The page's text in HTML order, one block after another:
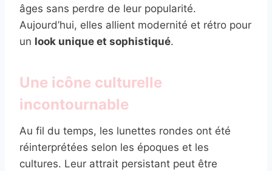
âges sans perdre de leur popularité.
Aujourd’hui, elles allient modernité et rétro pour
un look unique et sophistiqué.
Une icône culturelle
incontournable
Au fil du temps, les lunettes rondes ont été
réinterprétées selon les époques et les
cultures. Leur attrait persistant peut être